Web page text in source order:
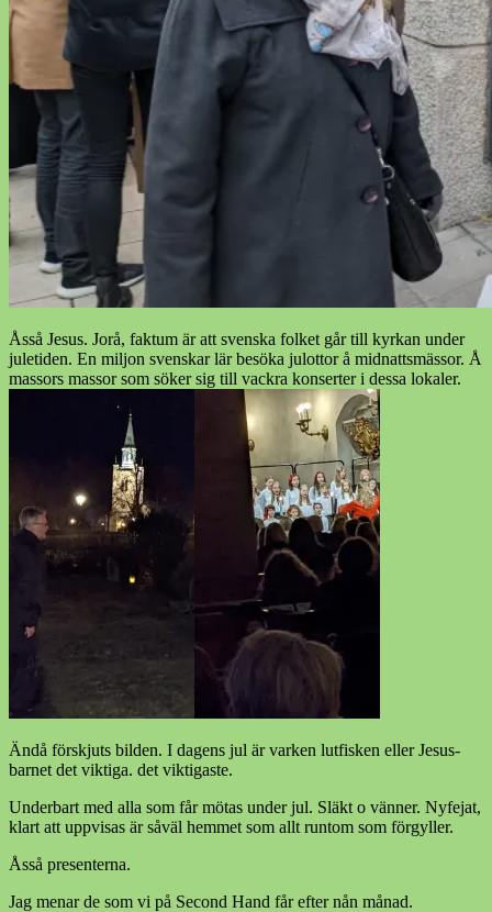
Åsså Jesus. Jorå, faktum är att svenska folket går till kyrkan under
juletiden. En miljon svenskar lär besöka julottor å midnattsmässor. Å
massors massor som söker sig till vackra konserter i dessa lokaler.
Ändå förskjuts bilden. I dagens jul är varken lutfisken eller Jesus-
barnet det viktiga. det viktigaste.
Underbart med alla som får mötas under jul. Släkt o vänner. Nyfejat,
klart att uppvisas är såväl hemmet som allt runtom som förgyller.
Åsså presenterna.
Jag menar de som vi på Second Hand får efter nån månad.